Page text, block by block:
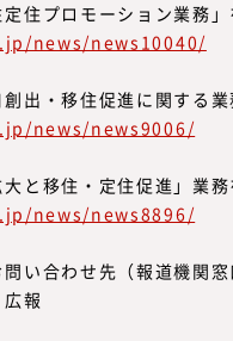
住プロモーション業務
news/news10040/
出・移住促進に関する
news/news9006/
と移住・定住促進」業
news/news8896/
い合わせ先（報道機関窓
報